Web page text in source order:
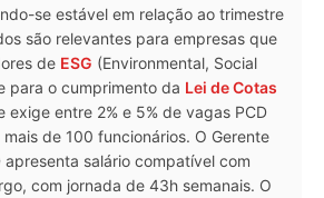
se estável em relação ao trimestre
são relevantes para empresas que
de ESG (Environmental, Social
para o cumprimento da Lei de Cotas
exige entre 2% e 5% de vagas PCD
de 100 funcionários. O Gerente
apresenta salário compatível com
com jornada de 43h semanais. O